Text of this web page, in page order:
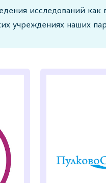
исследований
учреждениях наших